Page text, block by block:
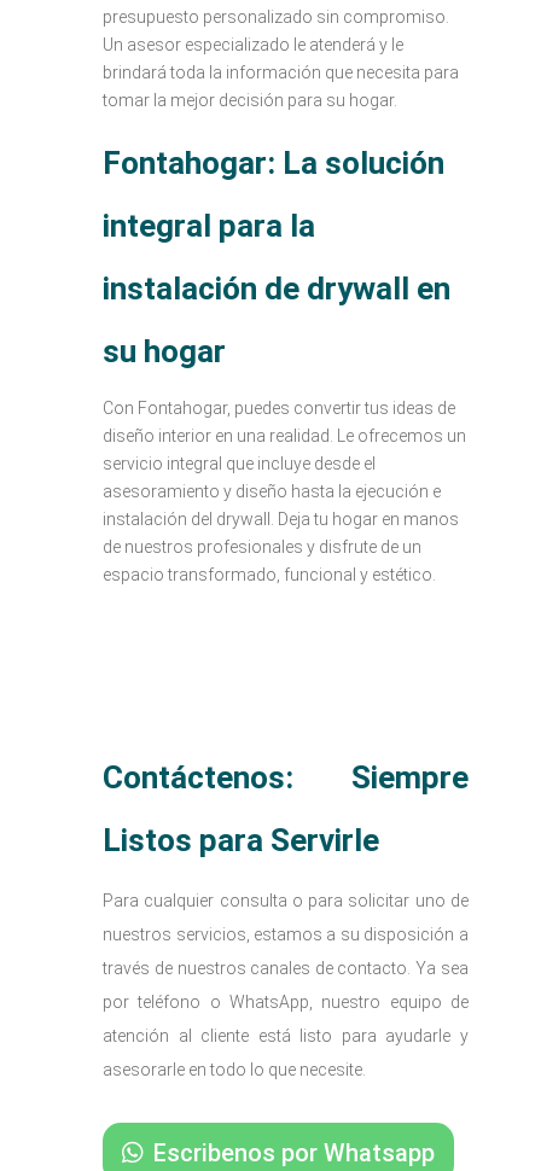
presupuesto personalizado sin compromiso.
Un asesor especializado le atenderá y le
brindará toda la información que necesita para
tomar la mejor decisión para su hogar.
Fontahogar: La solución
integral para la
instalación de drywall en
su hogar
Con Fontahogar, puedes convertir tus ideas de
diseño interior en una realidad. Le ofrecemos un
servicio integral que incluye desde el
asesoramiento y diseño hasta la ejecución e
instalación del drywall. Deja tu hogar en manos
de nuestros profesionales y disfrute de un
espacio transformado, funcional y estético.
Contáctenos: Siempre
Listos para Servirle
Para cualquier consulta o para solicitar uno de
nuestros servicios, estamos a su disposición a
través de nuestros canales de contacto. Ya sea
por teléfono o WhatsApp, nuestro equipo de
atención al cliente está listo para ayudarle y
asesorarle en todo lo que necesite.
Escribenos por Whatsapp